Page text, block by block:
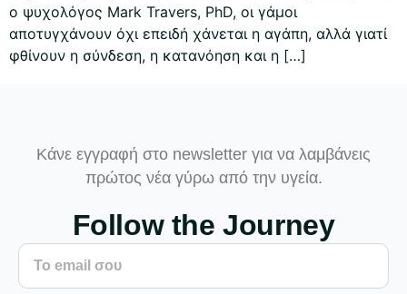
ο ψυχολόγος Mark Travers, PhD, οι γάμοι
αποτυγχάνουν όχι επειδή χάνεται η αγάπη, αλλά γιατί
φθίνουν η σύνδεση, η κατανόηση και η […]
Κάνε εγγραφή στο newsletter για να λαμβάνεις
πρώτος νέα γύρω από την υγεία.
Follow the Journey